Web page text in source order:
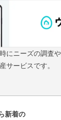
にニーズの調査
サービスです。
新着の